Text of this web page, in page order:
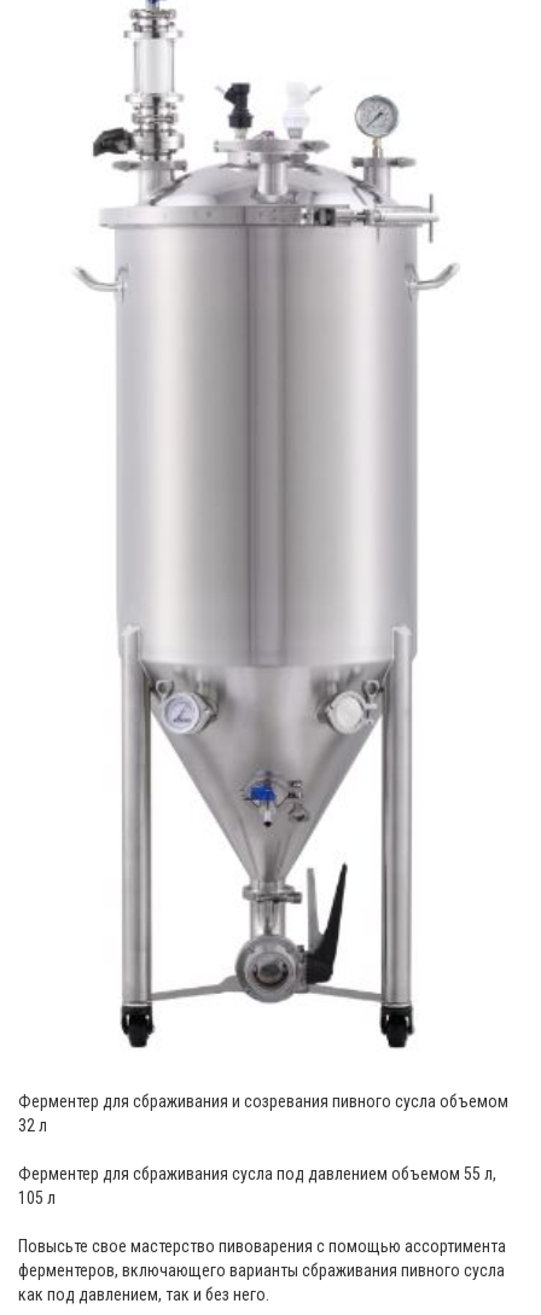
Ферментер для сбраживания и созревания пивного сусла объемом
32 л
Ферментер для сбраживания сусла под давлением объемом 55 л,
105 л
Повысьте свое мастерство пивоварения с помощью ассортимента
ферментеров, включающего варианты сбраживания пивного сусла
как под давлением, так и без него.